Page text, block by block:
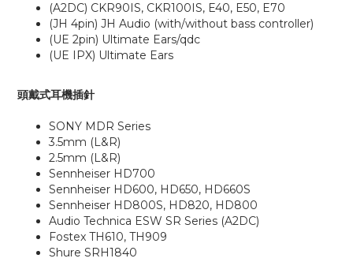
(A2DC) CKR90IS, CKR100IS, E40, E50, E70
(JH 4pin) JH Audio (with/without bass controller)
(UE 2pin) Ultimate Ears/qdc
(UE IPX) Ultimate Ears
頭戴式耳機插針
SONY MDR Series
3.5mm (L&R)
2.5mm (L&R)
Sennheiser HD700
Sennheiser HD600, HD650, HD660S
Sennheiser HD800S, HD820, HD800
Audio Technica ESW SR Series (A2DC)
Fostex TH610, TH909
Shure SRH1840